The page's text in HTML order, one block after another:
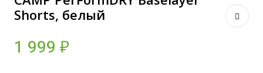
Shorts, белый
1 999 ₽